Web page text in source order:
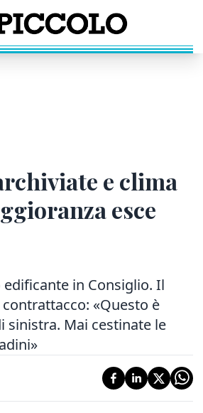
e clima
esce
in Consiglio. Il
«Questo è
sinistra. Mai cestinate le